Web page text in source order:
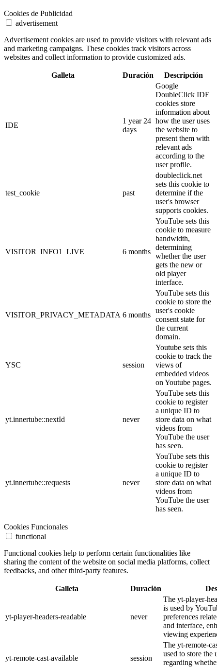
Cookies de Publicidad
advertisement
Advertisement cookies are used to provide visitors with relevant ads
and marketing campaigns. These cookies track visitors across
websites and collect information to provide customized ads.
Galleta Duración Descripción
IDE
1 year 24
days
Google
DoubleClick IDE
cookies store
information about
how the user uses
the website to
present them with
relevant ads
according to the
user profile.
test_cookie past
doubleclick.net
sets this cookie to
determine if the
user's browser
supports cookies.
VISITOR_INFO1_LIVE 6 months
YouTube sets this
cookie to measure
bandwidth,
determining
whether the user
gets the new or
old player
interface.
VISITOR_PRIVACY_METADATA 6 months
YouTube sets this
cookie to store the
user's cookie
consent state for
the current
domain.
YSC session
Youtube sets this
cookie to track the
views of
embedded videos
on Youtube pages.
yt.innertube::nextId never
YouTube sets this
cookie to register
a unique ID to
store data on what
videos from
YouTube the user
has seen.
yt.innertube::requests never
YouTube sets this
cookie to register
a unique ID to
store data on what
videos from
YouTube the user
has seen.
Cookies Funcionales
functional
Functional cookies help to perform certain functionalities like
sharing the content of the website on social media platforms, collect
feedbacks, and other third-party features.
Galleta Duración
yt-player-headers-readable never
The yt-player-
is used by
preferences
and interface,
viewing
yt-remote-cast-available session
The yt-remote-
used to store the
regarding